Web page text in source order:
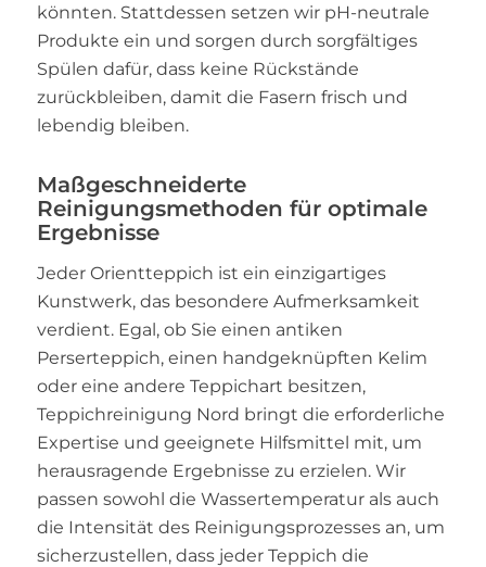
könnten. Stattdessen setzen wir pH-neutrale
Produkte ein und sorgen durch sorgfältiges
Spülen dafür, dass keine Rückstände
zurückbleiben, damit die Fasern frisch und
lebendig bleiben.
Maßgeschneiderte
Reinigungsmethoden für optimale
Ergebnisse
Jeder Orientteppich ist ein einzigartiges
Kunstwerk, das besondere Aufmerksamkeit
verdient. Egal, ob Sie einen antiken
Perserteppich, einen handgeknüpften Kelim
oder eine andere Teppichart besitzen,
Teppichreinigung Nord bringt die erforderliche
Expertise und geeignete Hilfsmittel mit, um
herausragende Ergebnisse zu erzielen. Wir
passen sowohl die Wassertemperatur als auch
die Intensität des Reinigungsprozesses an, um
sicherzustellen, dass jeder Teppich die